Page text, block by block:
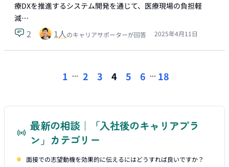
療DXを推進するシステム開発を通じて、医療現場の負担軽
減…
2 1人のキャリアサポーターが回答 2025年4月11日
1 ... 2 3 4 5 6 ... 18
最新の相談｜「入社後のキャリアプラ
ン」カテゴリー
面接での志望動機を効果的に伝えるにはどうすれば良いですか？